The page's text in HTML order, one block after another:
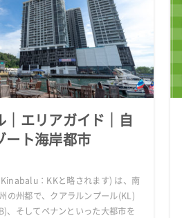
｜エリアガイド｜自
ート海岸都市
：KKと略されます) は、南
の州都で、クアラルンプール(KL)
、そしてペナンといった大都市を